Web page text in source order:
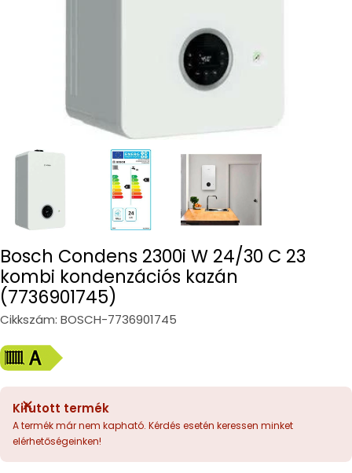
Bosch Condens 2300i W 24/30 C 23
kombi kondenzációs kazán
(7736901745)
Cikkszám: BOSCH-7736901745
Kifutott termék
A termék már nem kapható. Kérdés esetén keressen minket
elérhetőségeinken!